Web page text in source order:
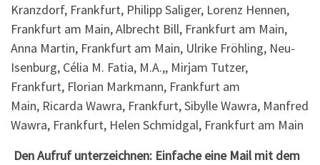
Kranzdorf, Frankfurt, Philipp Saliger, Lorenz Hennen,
Frankfurt am Main, Albrecht Bill, Frankfurt am Main,
Anna Martin, Frankfurt am Main, Ulrike Fröhling, Neu-
Isenburg, Célia M. Fatia, M.A.,, Mirjam Tutzer,
Frankfurt, Florian Markmann, Frankfurt am
Main, Ricarda Wawra, Frankfurt, Sibylle Wawra, Manfred
Wawra, Frankfurt, Helen Schmidgal, Frankfurt am Main
Den Aufruf unterzeichnen: Einfache eine Mail mit dem